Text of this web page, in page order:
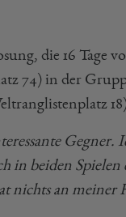
die 16 Tage
74) in der
in beiden
nichts an meiner